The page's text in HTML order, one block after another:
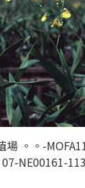
場 。。-
07-NE00161-113